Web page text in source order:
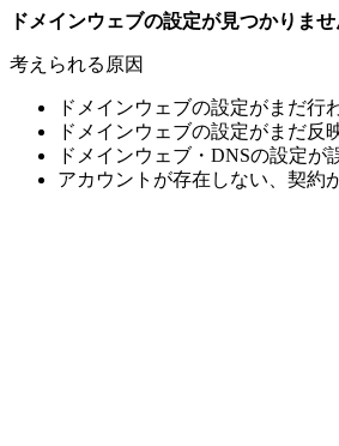
ドメインウェブの設定が見つかりま
考えられる原因
ドメインウェブの設定がまだ行
ドメインウェブの設定がまだ反
ドメインウェブ・DNSの設定が
アカウントが存在しない、契約